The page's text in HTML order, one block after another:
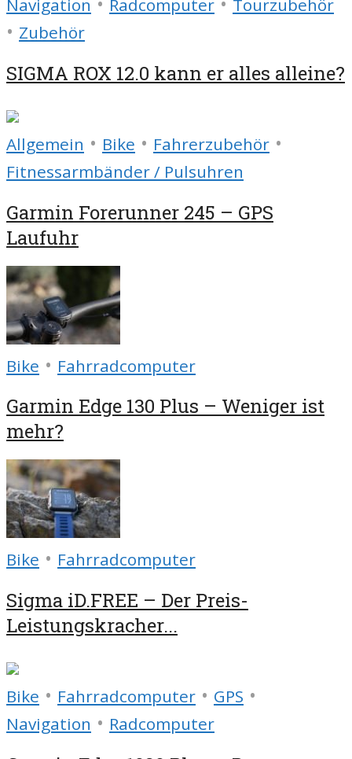
Navigation Radcomputer Tourzubehör
• Zubehör
SIGMA ROX 12.0 kann er alles alleine?
Allgemein • Bike • Fahrerzubehör •
Fitnessarmbänder / Pulsuhren
Garmin Forerunner 245 – GPS
Laufuhr
Bike • Fahrradcomputer
Garmin Edge 130 Plus – Weniger ist
mehr?
Bike • Fahrradcomputer
Sigma iD.FREE – Der Preis-
Leistungskracher...
Bike • Fahrradcomputer • GPS •
Navigation • Radcomputer